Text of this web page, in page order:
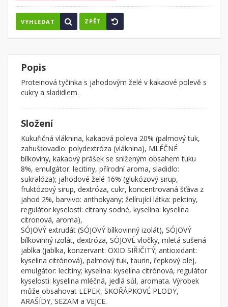
VYHLEDAT ZPĚT
Popis
Proteinová tyčinka s jahodovým želé v kakaové polevě s
cukry a sladidlem.
Složení
Kukuřičná vláknina, kakaová poleva 20% (palmový tuk,
zahušťovadlo: polydextróza (vláknina), MLÉČNÉ
bílkoviny, kakaový prášek se sníženým obsahem tuku
8%, emulgátor: lecitiny, přírodní aroma, sladidlo:
sukralóza); jahodové želé 16% (glukózový sirup,
fruktózový sirup, dextróza, cukr, koncentrovaná šťáva z
jahod 2%, barvivo: anthokyany; želírující látka: pektiny,
regulátor kyselosti: citrany sodné, kyselina: kyselina
citronová, aroma),
SÓJOVÝ extrudát (SÓJOVÝ bílkovinný izolát), SÓJOVÝ
bílkovinný izolát, dextróza, SÓJOVÉ vločky, mletá sušená
jablka (jablka, konzervant: OXID SIŘIČITÝ; antioxidant:
kyselina citrónová), palmový tuk, taurin, řepkový olej,
emulgátor: lecitiny; kyselina: kyselina citrónová, regulátor
kyselosti: kyselina mléčná, jedlá sůl, aromata. Výrobek
může obsahovat LEPEK, SKOŘÁPKOVÉ PLODY,
ARAŠÍDY, SEZAM a VEJCE.